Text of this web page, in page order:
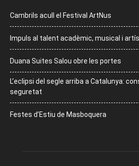
Cambrils acull el Festival ArtNus
Impuls al talent acadèmic, musical i
Duana Suites Salou obre les portes
L’eclipsi del segle arriba a Catalunya:
seguretat
Festes d’Estiu de Masboquera